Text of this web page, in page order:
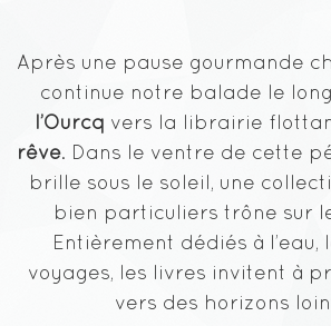
Après une pause gourmande
continue notre balade le
l’Ourcq vers la librairie
rêve. Dans le ventre de cette
brille sous le soleil, une
bien particuliers trône sur
Entièrement dédiés à l’eau,
voyages, les livres invitent à
vers des horizons